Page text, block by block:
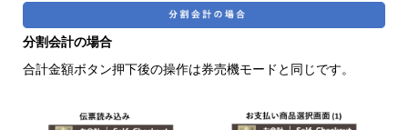
分割会計の場合
合計金額ボタン押下後の操作は券売機モードと同じです。